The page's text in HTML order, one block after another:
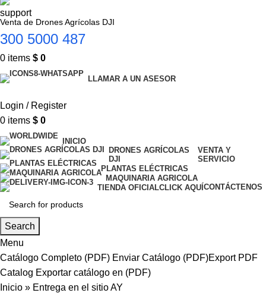
Venta de Drones Agrícolas DJI
300 5000 487
0 items $ 0
LLAMAR A UN ASESOR
Login / Register
0 items $ 0
INICIO
DRONES AGRÍCOLAS
DJI
VENTA Y
SERVICIO
PLANTAS ELÉCTRICAS
MAQUINARIA AGRICOLA
TIENDA OFICIALCLICK AQUÍCONTÁCTENOS
Search
Menu
Catálogo Completo (PDF) Enviar Catálogo (PDF)Export PDF
Catalog Exportar catálogo en (PDF)
Inicio » Entrega en el sitio AY